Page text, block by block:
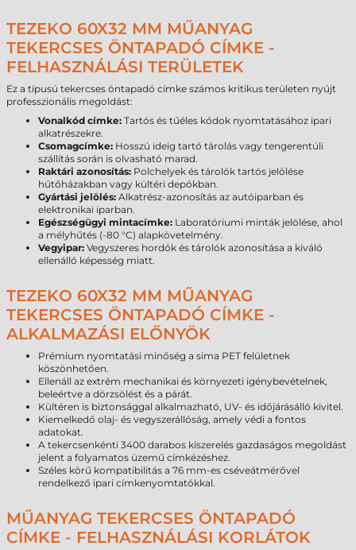
TEZEKO 60X32 MM MŰANYAG
TEKERCSES ÖNTAPADÓ CÍMKE -
FELHASZNÁLÁSI TERÜLETEK
Ez a típusú tekercses öntapadó címke számos kritikus területen nyújt
professzionális megoldást:
Vonalkód címke: Tartós és tűéles kódok nyomtatásához ipari
alkatrészekre.
Csomagcímke: Hosszú ideig tartó tárolás vagy tengerentúli
szállítás során is olvasható marad.
Raktári azonosítás: Polchelyek és tárolók tartós jelölése
hűtőházakban vagy kültéri depókban.
Gyártási jelölés: Alkatrész-azonosítás az autóiparban és
elektronikai iparban.
Egészségügyi mintacímke: Laboratóriumi minták jelölése, ahol
a mélyhűtés (-80 °C) alapkövetelmény.
Vegyipar: Vegyszeres hordók és tárolók azonosítása a kiváló
ellenálló képesség miatt.
TEZEKO 60X32 MM MŰANYAG
TEKERCSES ÖNTAPADÓ CÍMKE -
ALKALMAZÁSI ELŐNYÖK
Prémium nyomtatási minőség a sima PET felületnek
köszönhetően.
Ellenáll az extrém mechanikai és környezeti igénybevételnek,
beleértve a dörzsölést és a párát.
Kültéren is biztonsággal alkalmazható, UV- és időjárásálló kivitel.
Kiemelkedő olaj- és vegyszerállóság, amely védi a fontos
adatokat.
A tekercsenkénti 3400 darabos kiszerelés gazdaságos megoldást
jelent a folyamatos üzemű címkézéshez.
Széles körű kompatibilitás a 76 mm-es cséveátmérővel
rendelkező ipari címkenyomtatókkal.
MŰANYAG TEKERCSES ÖNTAPADÓ
CÍMKE - FELHASZNÁLÁSI KORLÁTOK